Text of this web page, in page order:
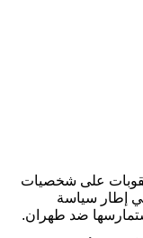
عقوبات على شخصيات
في إطار سياسة
ضد طهران.